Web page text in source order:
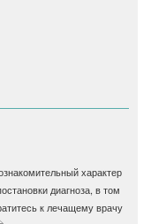
характер
диагноза, в том
к лечащему врачу